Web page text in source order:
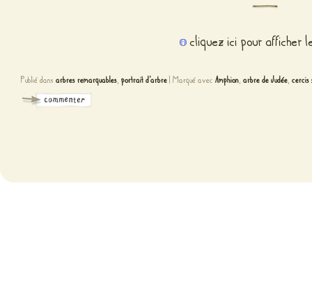
cliquez ici pour afficher
Publié dans arbres remarquables, portrait d'arbre Marqué avec Amphion, arbre de Judée, cercis